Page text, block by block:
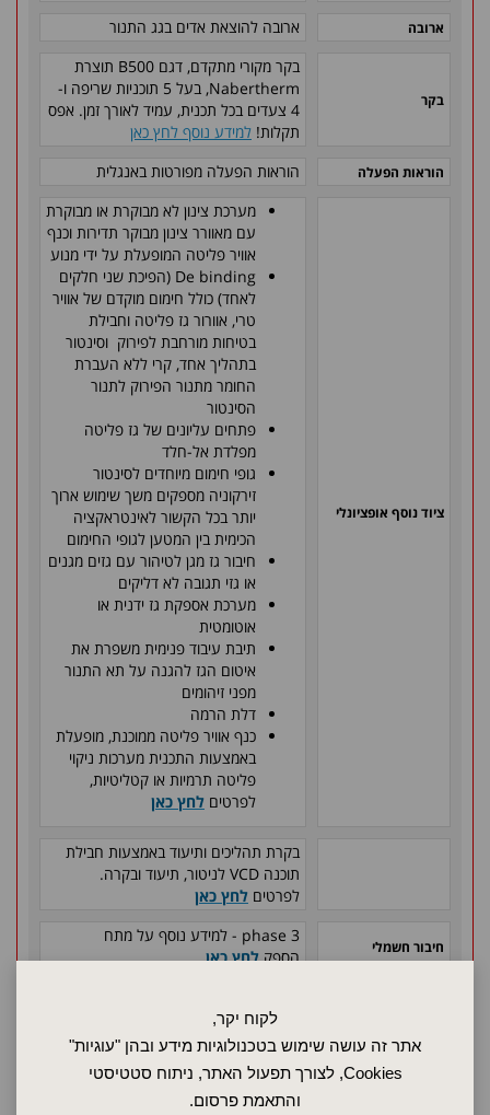
לקוח יקר,
אתר זה עושה שימוש בטכנולוגיות מידע ובהן "עוגיות"
Cookies, לצורך תפעול האתר, ניתוח סטטיסטי
והתאמת פרסום.
ארובה ארובה להוצאת אדים בגג התנור
בקר
בקר מקורי מתקדם, דגם B500 תוצרת
Nabertherm, בעל 5 תוכניות שריפה ו-
4 צעדים בכל תכנית, עמיד לאורך זמן. אפס
תקלות! למידע נוסף לחץ כאן
הוראות הפעלה הוראות הפעלה מפורטות באנגלית
ציוד נוסף אופציונלי
מערכת צינון לא מבוקרת או מבוקרת
עם מאוורר צינון מבוקר תדירות וכנף
אוויר פליטה המופעלת על ידי מנוע
De binding (הפיכת שני חלקים
לאחד) כולל חימום מוקדם של אוויר
טרי, אוורור גז פליטה וחבילת
בטיחות מורחבת לפירוק וסינטור
בתהליך אחד, קרי ללא העברת
החומר מתנור הפירוק לתנור
הסינטור
פתחים עליונים של גז פליטה
מפלדת אל-חלד
גופי חימום מיוחדים לסינטור
זירקוניה מספקים משך שימוש ארוך
יותר בכל הקשור לאינטראקציה
הכימית בין המטען לגופי החימום
חיבור גז מגן לטיהור עם גזים מגנים
או גזי תגובה לא דליקים
מערכת אספקת גז ידנית או
אוטומטית
תיבת עיבוד פנימית משפרת את
איטום הגז להגנה על תא התנור
מפני זיהומים
דלת הרמה
כנף אוויר פליטה ממוכנת, מופעלת
באמצעות התכנית מערכות ניקוי
פליטה תרמיות או קטליטיות,
לפרטים לחץ כאן
בקרת תהליכים ותיעוד באמצעות חבילת
תוכנה VCD לניטור, תיעוד ובקרה.
לפרטים לחץ כאן
חיבור חשמלי
phase 3 - למידע נוסף על מתח
הספקלחץ כאן
אחריות כוללת למשך שנה